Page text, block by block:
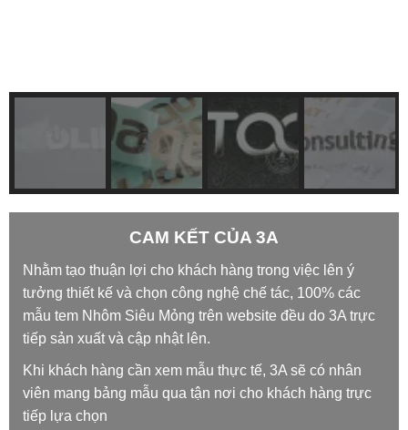
CAM KẾT CỦA 3A
Nhằm tạo thuận lợi cho khách hàng trong việc lên ý
tưởng thiết kế và chọn công nghệ chế tác, 100% các
mẫu tem Nhôm Siêu Mỏng trên website đều do 3A trực
tiếp sản xuất và cập nhật lên.
Khi khách hàng cần xem mẫu thực tế, 3A sẽ có nhân
viên mang bảng mẫu qua tận nơi cho khách hàng trực
tiếp lựa chọn